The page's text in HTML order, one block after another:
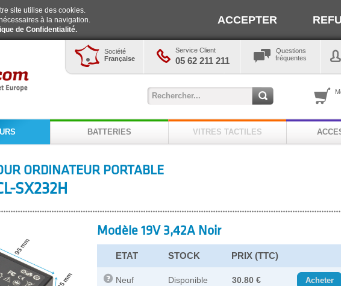
site utilise des cookies.
à la navigation.
de Confidentialité.
ACCEPTER
Société
Française
Service Client
05 62 211 211
Questions
fréquentes
BATTERIES VITRES TACTILES
ORDINATEUR PORTABLE
SX232H
Modèle 19V 3,42A Noir
ETAT STOCK PRIX (TTC)
Neuf Disponible 30.80 € Acheter